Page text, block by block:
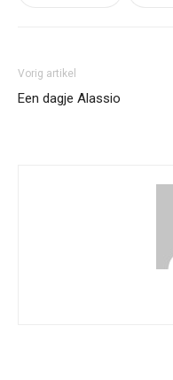
Vorig artikel
Een dagje Alassio